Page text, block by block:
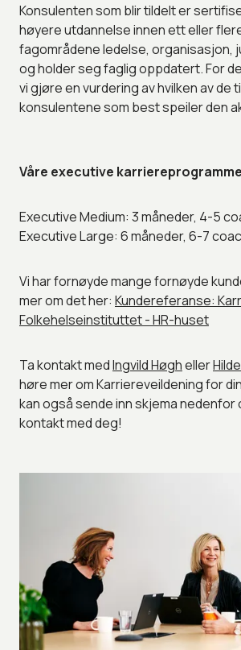
Konsulenten som blir tildelt er
høyere utdannelse innen ett eller
fagområdene ledelse, organisasjon,
og holder seg faglig oppdatert. For
vi gjøre en vurdering av hvilken av de
konsulentene som best speiler den
Våre executive
Executive Medium: 3 måneder, 4-5
Executive Large: 6 måneder, 6-7
Vi har fornøyde mange fornøyde
mer om det her: Kundereferanse:
Folkehelseinstituttet - HR-huset
Ta kontakt medIngvild Høgheller
høre mer om Karriereveildening for
kan også sende inn skjema nedenfor
kontakt med deg!